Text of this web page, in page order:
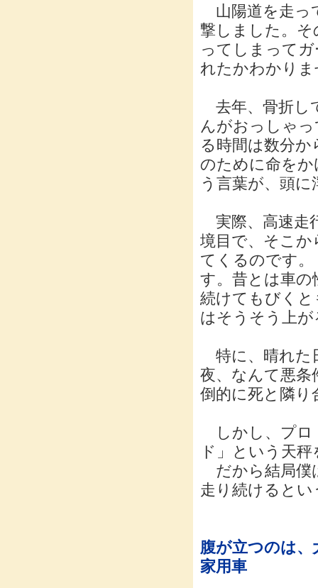
山陽道を走っ
撃しました。そ
ってしまって
れたかわかり
去年、骨折し
んがおっしゃ
る時間は数分
のために命を
う言葉が、頭
実際、高速走
境目で、そこか
てくるのです
す。昔とは車の
続けてもびく
はそうそう上
特に、晴れた
夜、なんて悪条
倒的に死と隣
しかし、プロ
ド」という天
だから結局僕
走り続けると
腹が立つのは
家用車